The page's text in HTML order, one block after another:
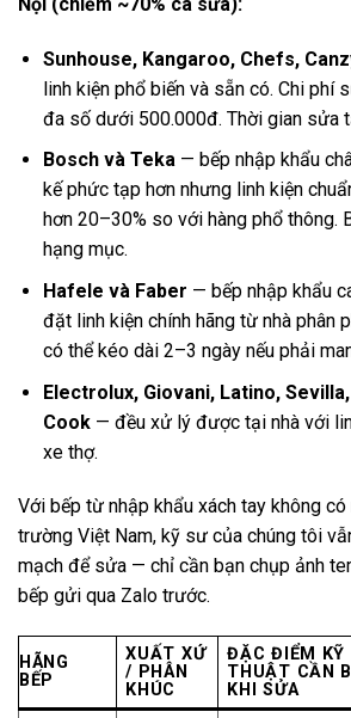
Sunhouse, Kangaroo, Chefs,
linh kiện phổ biến và sẵn có. Chi phí
đa số dưới 500.000đ. Thời gian sửa
Bosch và Teka— bếp nhập khẩu
kế phức tạp hơn nhưng linh kiện
hơn 20–30% so với hàng phổ thông.
hạng mục.
Hafele và Faber — bếp nhập khẩu
đặt linh kiện chính hãng từ nhà phân
có thể kéo dài 2–3 ngày nếu phải
Electrolux, Giovani, Latino,
Cook— đều xử lý được tại nhà với
xe thợ.
Với bếp từ nhập khẩu xách tay không
trường Việt Nam, kỹ sư của chúng tôi
mạch để sửa — chỉ cần bạn chụp ảnh
bếp gửi qua Zalo trước.
HÃNG
BẾP
XUẤT XỨ
/ PHÂN
KHÚC
ĐẶC ĐIỂM KỸ
THUẬT CẦN
KHI SỬA